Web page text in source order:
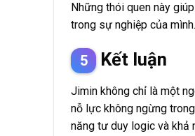
Những thói quen này
trong sự nghiệp của mình.
Kết luận
Jimin không chỉ là một
nỗ lực không ngừng
năng tư duy logic và khả